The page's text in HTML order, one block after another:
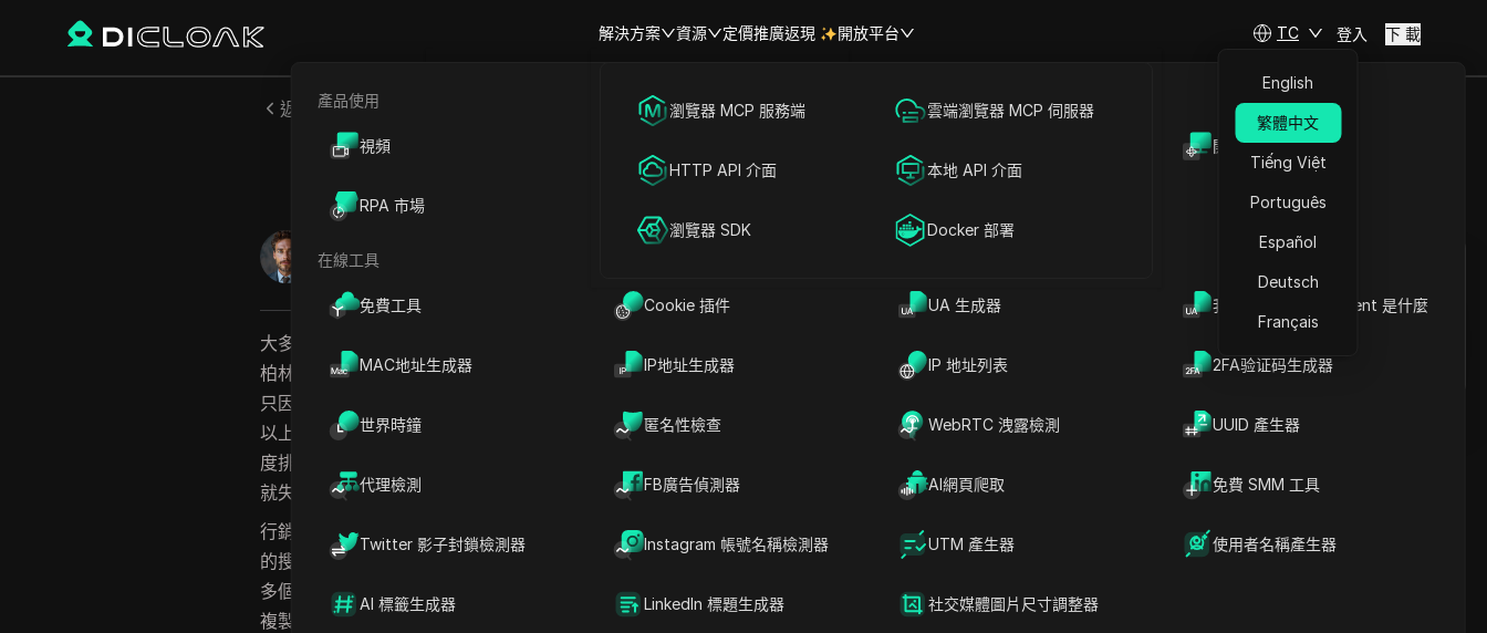
解決方案
海外社媒營銷
廣告投放
帳號共享
資源
產品使用
視頻 開放API
RPA 市場
在線工具
免費工具 Cookie 插件 UA 生成器 我的瀏覽器 User Agent 是什麼
MAC地址生成器 IP地址生成器 IP 地址列表 2FA验证码生成器
世界時鐘 匿名性檢查 WebRTC 洩露檢測 UUID 產生器
代理檢測 FB廣告偵測器 AI網頁爬取 免費 SMM 工具
Twitter 影子封鎖檢測器 Instagram 帳號名稱檢測器 UTM 產生器 使用者名稱產生器
AI 標籤生成器 LinkedIn 標題生成器 社交媒體圖片尺寸調整器
定價推廣返現 開放平台
瀏覽器 MCP 服務端 雲端瀏覽器 MCP 伺服器
HTTP API 介面 本地 API 介面
瀏覽器 SDK Docker 部署
TC
English
繁體中文
Tiếng Việt
Português
Español
Deutsch
Français
登入 下 載
返回
如何安全且高效管理多個社群媒體帳號：逐步指南
在ChatGPT中開啟
就此頁面提問
就此頁面提問
William Davis
2026年6月
大多數團隊在管理社群媒體時都會遇到瓶頸，切換帳號時常會觸發停權或鎖定。
柏林有一間代理商在共用筆電登入後，就失去了三個Instagram帳號的存取權，
只因為平台偵測到重疊的裝置指紋。在Facebook或TikTok這類平台上管理兩個
以上的帳號，很快就會像走地雷區一樣步步驚心。真正的問題不只是記密碼或調
度排程，而是要避免被偵測、維持每個帳號的活動自然，同時不能因為一個錯誤
就失去所有帳號。
行銷人員與中小企業為了跟上節奏快速的行銷活動，
管理多個社群媒體帳號
的搜尋量大幅攀升。現在像
這類工具，能讓使用者在單一裝置上安全執行
多個帳號，透過獨特的瀏覽器指紋與隔離設定檔，讓每個帳號維持獨立性。這和
複製貼上密碼或使用無痕視窗的方式有很大不同，後者經常會留下平台能偵測到
文章內容
為什麼管理多個社群媒體帳
新增更多社群媒體帳號前的
如何跨多平台規劃內容與排
團隊如何在不失控的情況下
DICloak 如何讓多帳號社群